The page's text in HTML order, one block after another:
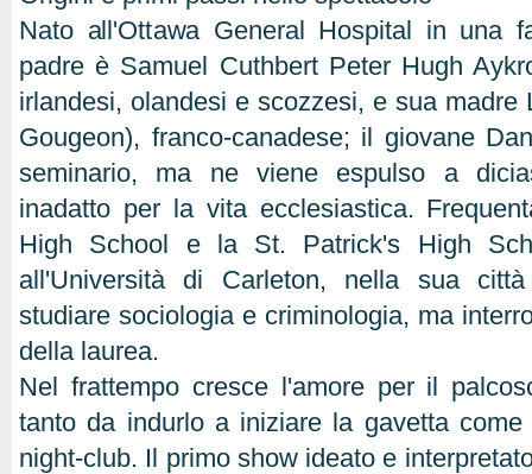
Nato all'Ottawa General Hospital in una
padre è Samuel Cuthbert Peter Hugh
irlandesi, olandesi e scozzesi, e sua madre
Gougeon), franco-canadese; il giovane
seminario, ma ne viene espulso a
inadatto per la vita ecclesiastica.
High School e la St. Patrick's High
all'Università di Carleton, nella sua
studiare sociologia e criminologia, ma
della laurea.
Nel frattempo cresce l'amore per il
tanto da indurlo a iniziare la gavetta
night-club. Il primo show ideato e